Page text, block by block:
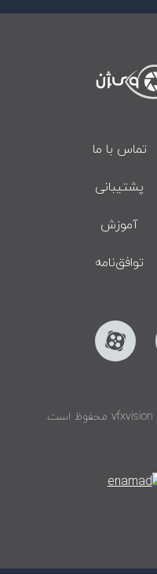
تماس با ما
پشتیبانی
آموزش
توافق‌نامه